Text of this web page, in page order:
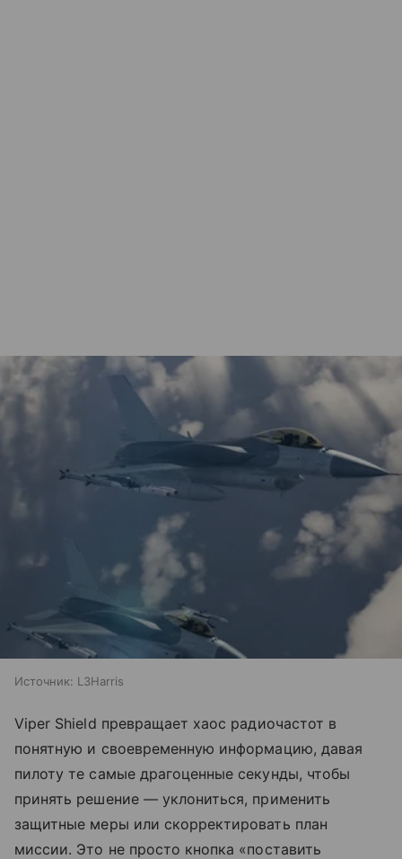
Источник: L3Harris
Viper Shield превращает хаос радиочастот в
понятную и своевременную информацию, давая
пилоту те самые драгоценные секунды, чтобы
принять решение — уклониться, применить
защитные меры или скорректировать план
миссии. Это не просто кнопка «поставить